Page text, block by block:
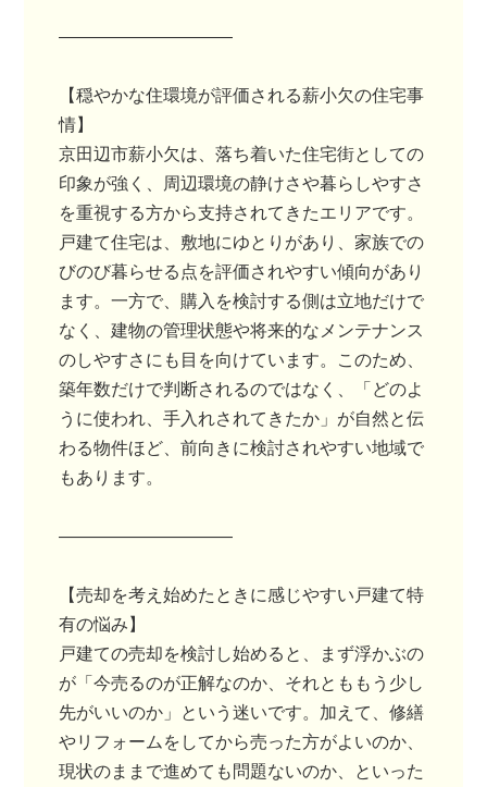
――――――――――
【穏やかな住環境が評価される薪小欠の住宅事
情】
京田辺市薪小欠は、落ち着いた住宅街としての
印象が強く、周辺環境の静けさや暮らしやすさ
を重視する方から支持されてきたエリアです。
戸建て住宅は、敷地にゆとりがあり、家族での
びのび暮らせる点を評価されやすい傾向があり
ます。一方で、購入を検討する側は立地だけで
なく、建物の管理状態や将来的なメンテナンス
のしやすさにも目を向けています。このため、
築年数だけで判断されるのではなく、「どのよ
うに使われ、手入れされてきたか」が自然と伝
わる物件ほど、前向きに検討されやすい地域で
もあります。
――――――――――
【売却を考え始めたときに感じやすい戸建て特
有の悩み】
戸建ての売却を検討し始めると、まず浮かぶの
が「今売るのが正解なのか、それとももう少し
先がいいのか」という迷いです。加えて、修繕
やリフォームをしてから売った方がよいのか、
現状のままで進めても問題ないのか、といった